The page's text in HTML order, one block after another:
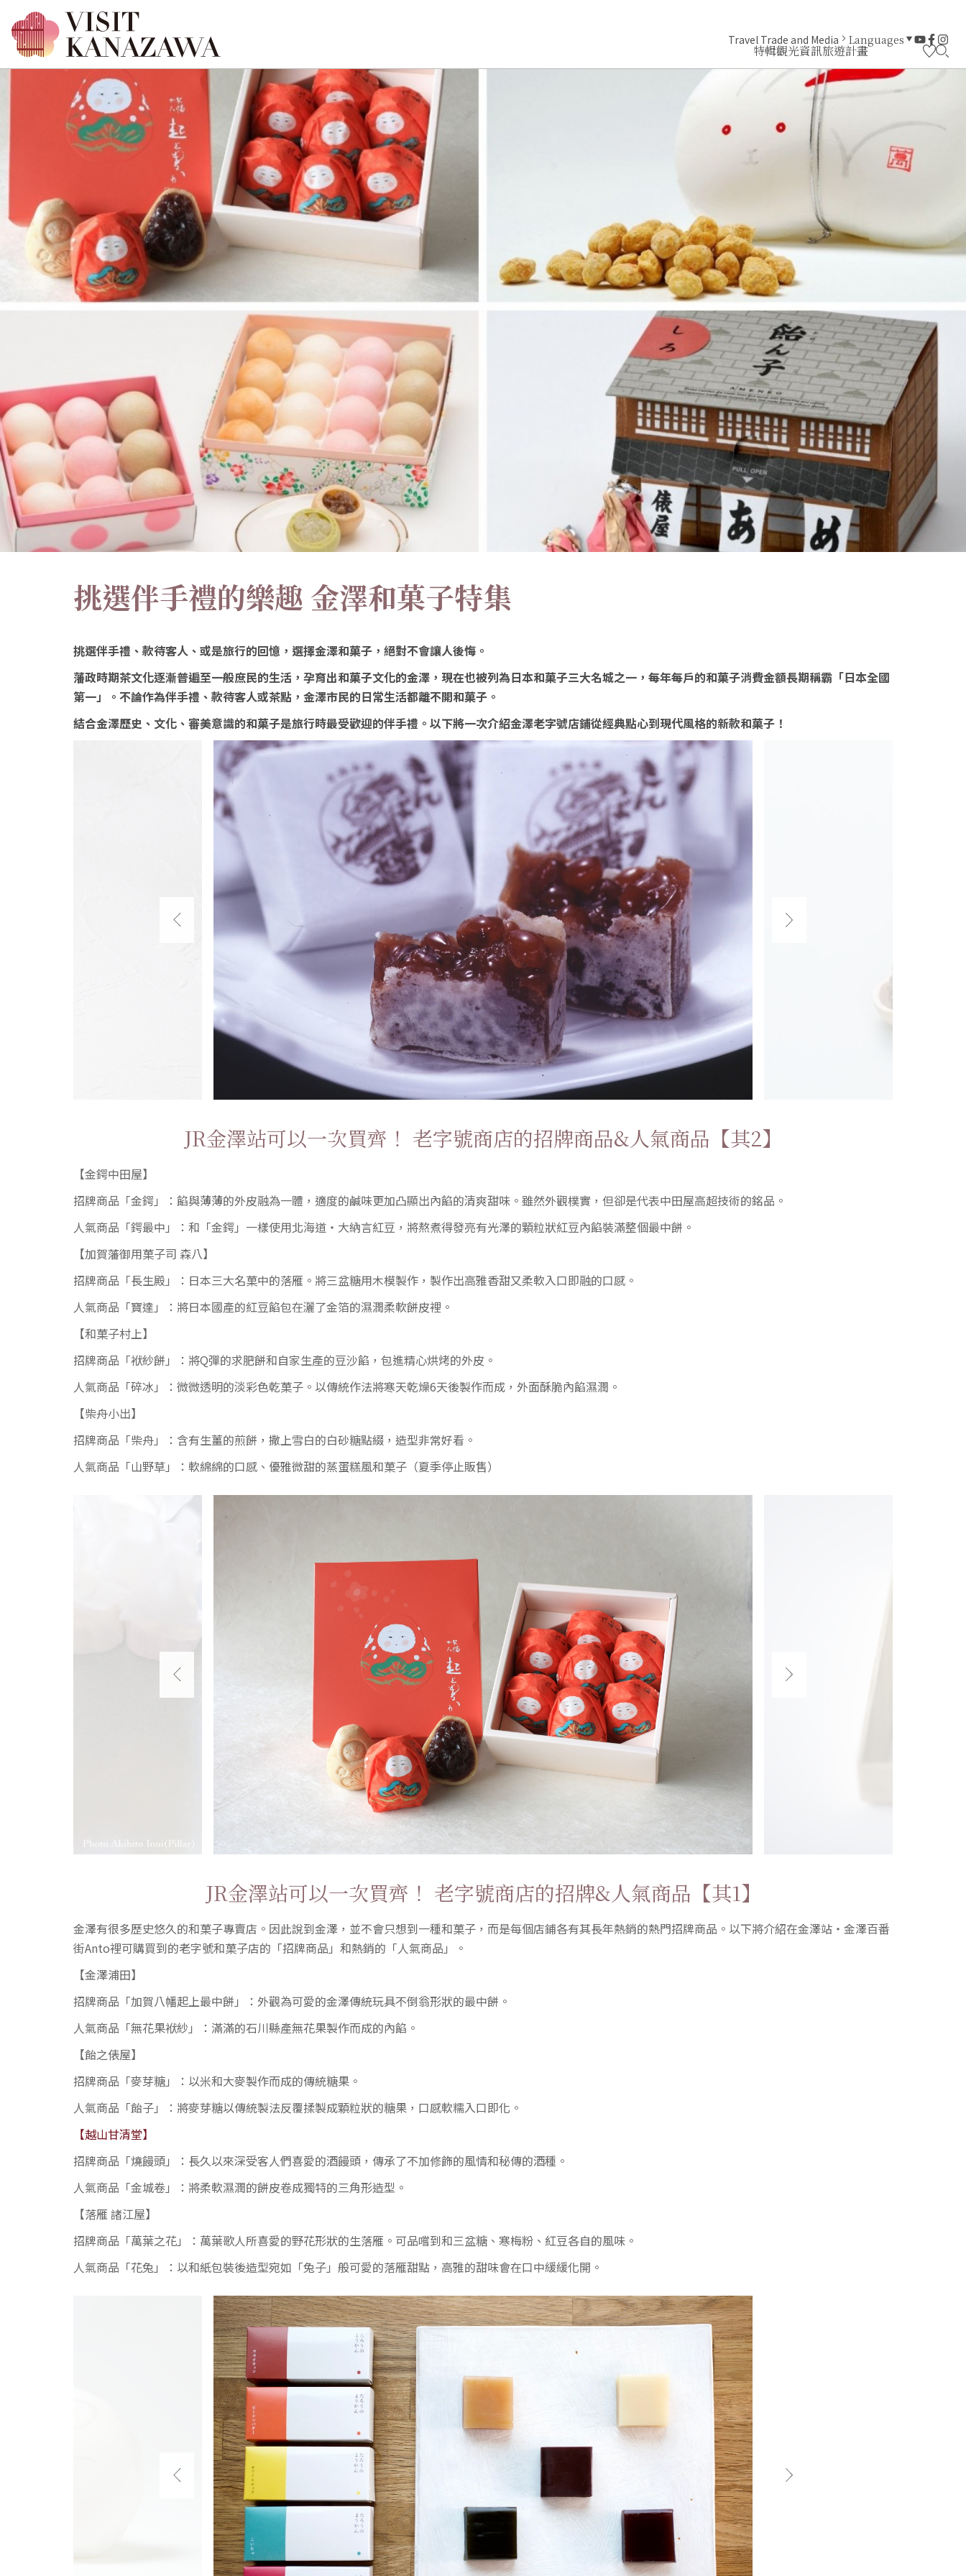
特輯觀光資訊旅遊計畫
Travel Trade and Media Languages
挑選伴手禮的樂趣 金澤和菓子特集
挑選伴手禮、款待客人、或是旅行的回憶，選擇金澤和菓子，絕對不會讓人後悔。
藩政時期茶文化逐漸普遍至一般庶民的生活，孕育出和菓子文化的金澤，現在也被列為日本和菓子三大名城之一，每年每戶的和菓子消費金額長期稱霸「日本全國
第一」。不論作為伴手禮、款待客人或茶點，金澤市民的日常生活都離不開和菓子。
結合金澤歷史、文化、審美意識的和菓子是旅行時最受歡迎的伴手禮。以下將一次介紹金澤老字號店鋪從經典點心到現代風格的新款和菓子！
JR金澤站可以一次買齊！ 老字號商店的招牌商品&人氣商品【其2】
【金鍔中田屋】
招牌商品「金鍔」：餡與薄薄的外皮融為一體，適度的鹹味更加凸顯出內餡的清爽甜味。雖然外觀樸實，但卻是代表中田屋高超技術的銘品。
人氣商品「鍔最中」：和「金鍔」一樣使用北海道・大納言紅豆，將熬煮得發亮有光澤的顆粒狀紅豆內餡裝滿整個最中餅。
【加賀藩御用菓子司 森八】
招牌商品「長生殿」：日本三大名菓中的落雁。將三盆糖用木模製作，製作出高雅香甜又柔軟入口即融的口感。
人氣商品「寶達」：將日本國產的紅豆餡包在灑了金箔的濕潤柔軟餅皮裡。
【和菓子村上】
招牌商品「袱紗餅」：將Q彈的求肥餅和自家生產的豆沙餡，包進精心烘烤的外皮。
人氣商品「碎冰」：微微透明的淡彩色乾菓子。以傳統作法將寒天乾燥6天後製作而成，外面酥脆內餡濕潤。
【柴舟小出】
招牌商品「柴舟」：含有生薑的煎餅，撒上雪白的白砂糖點綴，造型非常好看。
人氣商品「山野草」：軟綿綿的口感、優雅微甜的蒸蛋糕風和菓子（夏季停止販售）
JR金澤站可以一次買齊！ 老字號商店的招牌&人氣商品【其1】
金澤有很多歷史悠久的和菓子專賣店。因此說到金澤，並不會只想到一種和菓子，而是每個店鋪各有其長年熱銷的熱門招牌商品。以下將介紹在金澤站・金澤百番
街Anto裡可購買到的老字號和菓子店的「招牌商品」和熱銷的「人氣商品」。
【金澤浦田】
招牌商品「加賀八幡起上最中餅」：外觀為可愛的金澤傳統玩具不倒翁形狀的最中餅。
人氣商品「無花果袱紗」：滿滿的石川縣產無花果製作而成的內餡。
【飴之俵屋】
招牌商品「麥芽糖」：以米和大麥製作而成的傳統糖果。
人氣商品「飴子」：將麥芽糖以傳統製法反覆揉製成顆粒狀的糖果，口感軟糯入口即化。
【越山甘清堂】
招牌商品「燒饅頭」：長久以來深受客人們喜愛的酒饅頭，傳承了不加修飾的風情和秘傳的酒種。
人氣商品「金城卷」：將柔軟濕潤的餅皮卷成獨特的三角形造型。
【落雁 諸江屋】
招牌商品「萬葉之花」：萬葉歌人所喜愛的野花形狀的生落雁。可品嚐到和三盆糖、寒梅粉、紅豆各自的風味。
人氣商品「花兔」：以和紙包裝後造型宛如「兔子」般可愛的落雁甜點，高雅的甜味會在口中緩緩化開。